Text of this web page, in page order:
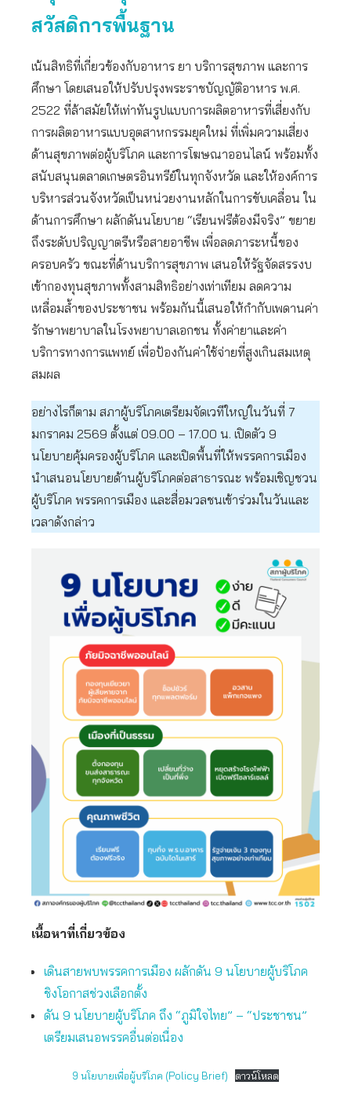
สวัสดิการพื้นฐาน
เน้นสิทธิที่เกี่ยวข้องกับอาหาร ยา บริการสุขภาพ และการ
ศึกษา โดยเสนอให้ปรับปรุงพระราชบัญญัติอาหาร พ.ศ.
2522 ที่ล้าสมัยให้เท่าทันรูปแบบการผลิตอาหารที่เสี่ยงกับ
การผลิตอาหารแบบอุตสาหกรรมยุคใหม่ ที่เพิ่มความเสี่ยง
ด้านสุขภาพต่อผู้บริโภค และการโฆษณาออนไลน์ พร้อมทั้ง
สนับสนุนตลาดเกษตรอินทรีย์ในทุกจังหวัด และให้องค์การ
บริหารส่วนจังหวัดเป็นหน่วยงานหลักในการขับเคลื่อน ใน
ด้านการศึกษา ผลักดันนโยบาย “เรียนฟรีต้องมีจริง” ขยาย
ถึงระดับปริญญาตรีหรือสายอาชีพ เพื่อลดภาระหนี้ของ
ครอบครัว ขณะที่ด้านบริการสุขภาพ เสนอให้รัฐจัดสรรงบ
เข้ากองทุนสุขภาพทั้งสามสิทธิอย่างเท่าเทียม ลดความ
เหลื่อมล้ำของประชาชน พร้อมกันนี้เสนอให้กำกับเพดานค่า
รักษาพยาบาลในโรงพยาบาลเอกชน ทั้งค่ายาและค่า
บริการทางการแพทย์ เพื่อป้องกันค่าใช้จ่ายที่สูงเกินสมเหตุ
สมผล
อย่างไรก็ตาม สภาผู้บริโภคเตรียมจัดเวทีใหญ่ในวันที่ 7
มกราคม 2569 ตั้งแต่ 09.00 – 17.00 น. เปิดตัว 9
นโยบายคุ้มครองผู้บริโภค และเปิดพื้นที่ให้พรรคการเมือง
นำเสนอนโยบายด้านผู้บริโภคต่อสาธารณะ พร้อมเชิญชวน
ผู้บริโภค พรรคการเมือง และสื่อมวลชนเข้าร่วมในวันและ
เวลาดังกล่าว
เนื้อหาที่เกี่ยวข้อง
เดินสายพบพรรคการเมือง ผลักดัน 9 นโยบายผู้บริโภค
ชิงโอกาสช่วงเลือกตั้ง
ดัน 9 นโยบายผู้บริโภค ถึง “ภูมิใจไทย” – “ประชาชน”
เตรียมเสนอพรรคอื่นต่อเนื่อง
9 นโยบายเพื่อผู้บริโภค (Policy Brief) ดาวน์โหลด